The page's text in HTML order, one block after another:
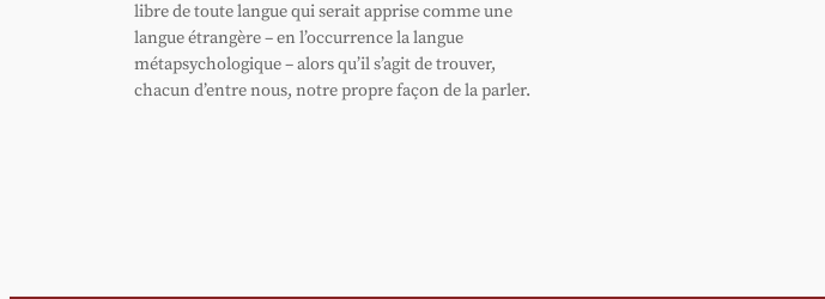
libre de toute langue qui serait apprise comme une
langue étrangère – en l’occurrence la langue
métapsychologique – alors qu’il s’agit de trouver,
chacun d’entre nous, notre propre façon de la parler.